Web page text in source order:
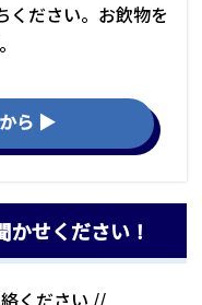
ください。お飲物を
ら ▶
せください！
ください //